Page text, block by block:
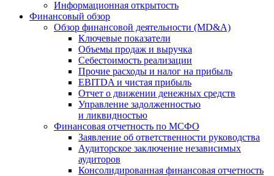
Информационная открытость
Финансовый обзор
Обзор финансовой деятельности (MD&A)
Ключевые показатели
Объемы продаж и выручка
Себестоимость реализации
Прочие расходы и налог на прибыль
EBITDA и чистая прибыль
Отчет о движении денежных средств
Управление задолженностью
и ликвидностью
Финансовая отчетность по МСФО
Заявление об ответственности руководства
Аудиторское заключение независимых
аудиторов
Консолидированная финансовая отчетность